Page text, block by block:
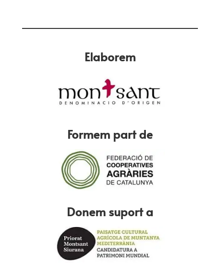
Elaborem
Formem part de
Donem suport a